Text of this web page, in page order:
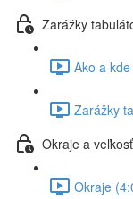
Zarážky
Ako a
Zarážky
Okraje a
Okraje